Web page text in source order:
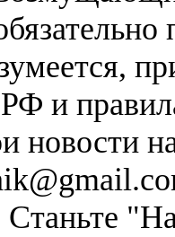
и
новости
Станьте